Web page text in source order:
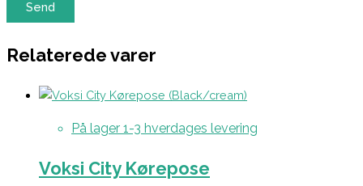
Relaterede varer
På lager 1-3 hverdages levering
Voksi City Kørepose